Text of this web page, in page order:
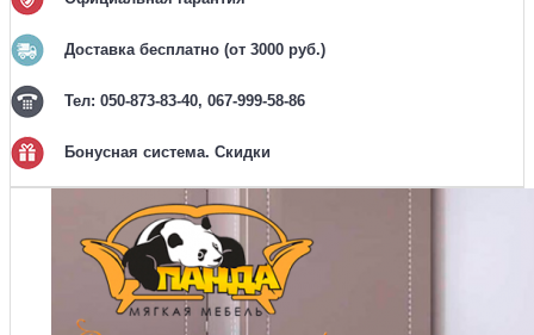
Доставка бесплатно (от 3000 руб.)
Тел: 050-873-83-40, 067-999-58-86
Бонусная система. Скидки